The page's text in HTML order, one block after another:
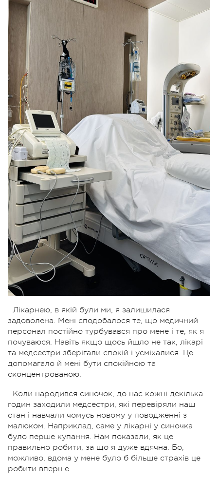
Лікарнею, в якій були ми, я залишилася
задоволена. Мені сподобалося те, що медичний
персонал постійно турбувався про мене і те, як я
почуваюся. Навіть якщо щось йшло не так, лікарі
та медсестри зберігали спокій і усміхалися. Це
допомагало й мені бути спокійною та
сконцентрованою.
Коли народився синочок, до нас кожні декілька
годин заходили медсестри, які перевіряли наш
стан і навчали чомусь новому у поводженні з
малюком. Наприклад, саме у лікарні у синочка
було перше купання. Нам показали, як це
правильно робити, за що я дуже вдячна. Бо,
можливо, вдома у мене було б більше страхів це
робити вперше.